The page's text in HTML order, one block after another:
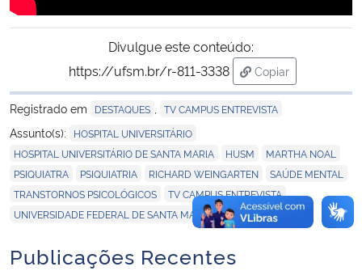
Advocacia-Geral da União
Banco Central do Brasil
Planalto
Divulgue este conteúdo:
https://ufsm.br/r-811-3338
Copiar
para área de
Registrado em
DESTAQUES TV CAMPUS ENTREVISTA
Assunto(s): HOSPITAL UNIVERSITÁRIO
HOSPITAL UNIVERSITÁRIO DE SANTA MARIA HUSM MARTHA NOAL
PSIQUIATRA PSIQUIATRIA RICHARD WEINGARTEN SAÚDE MENTAL
TRANSTORNOS PSICOLÓGICOS TV CAMPUS ENTREVISTA ,
UNIVERSIDADE FEDERAL DE SANTA MARIA
Publicações Recentes